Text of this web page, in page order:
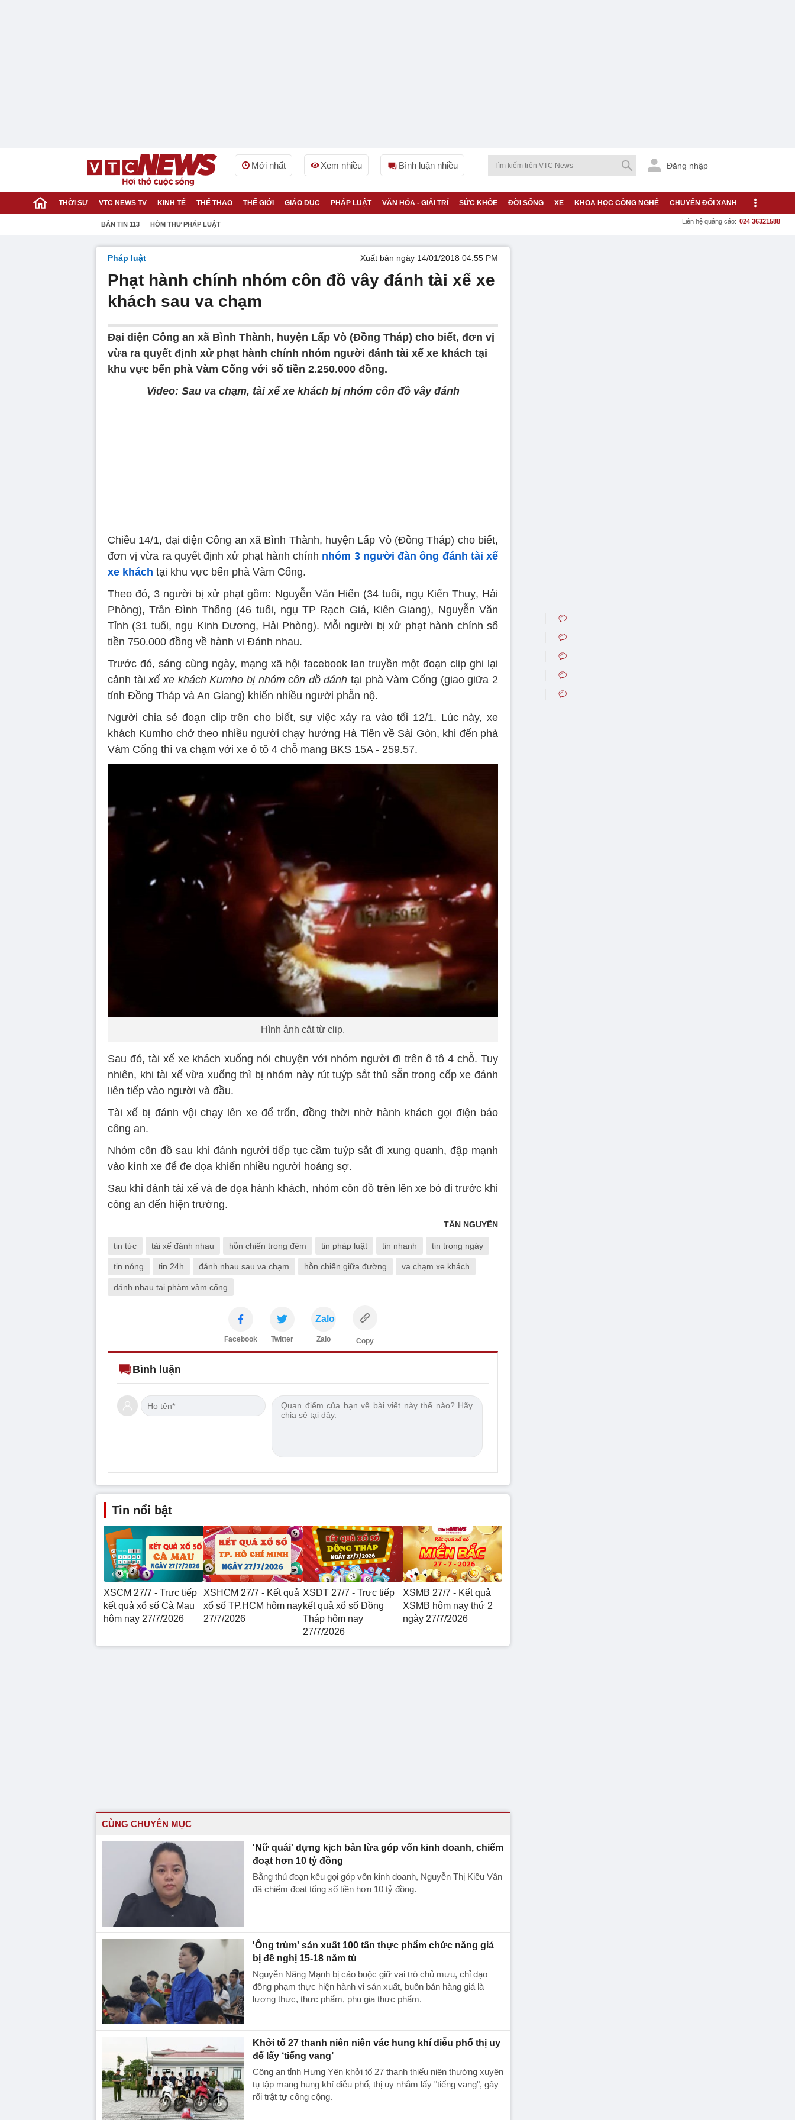
Mới nhất Xem nhiều Bình luận nhiều Đăng nhập
THỜI SỰ VTC NEWS TV KINH TẾ THỂ THAO THẾ GIỚI GIÁO DỤC PHÁP LUẬT VĂN HÓA - GIẢI TRÍ SỨC KHỎE ĐỜI SỐNG XE KHOA HỌC CÔNG NGHỆ CHUYỂN ĐỔI XANH
BẢN TIN 113 HÒM THƯ PHÁP LUẬT Liên hệ quảng cáo: 024 36321588
Pháp luật Xuất bản ngày 14/01/2018 04:55 PM
Phạt hành chính nhóm côn đồ vây đánh tài xế xe
khách sau va chạm
Đại diện Công an xã Bình Thành, huyện Lấp Vò (Đồng Tháp) cho biết, đơn vị
vừa ra quyết định xử phạt hành chính nhóm người đánh tài xế xe khách tại
khu vực bến phà Vàm Cống với số tiền 2.250.000 đồng.
Video: Sau va chạm, tài xế xe khách bị nhóm côn đồ vây đánh
Chiều 14/1, đại diện Công an xã Bình Thành, huyện Lấp Vò (Đồng Tháp) cho biết,
đơn vị vừa ra quyết định xử phạt hành chính nhóm 3 người đàn ông đánh tài xế
xe khách tại khu vực bến phà Vàm Cống.
Theo đó, 3 người bị xử phạt gồm: Nguyễn Văn Hiến (34 tuổi, ngụ Kiến Thuỵ, Hải
Phòng), Trần Đình Thống (46 tuổi, ngụ TP Rạch Giá, Kiên Giang), Nguyễn Văn
Tỉnh (31 tuổi, ngụ Kinh Dương, Hải Phòng). Mỗi người bị xử phạt hành chính số
tiền 750.000 đồng về hành vi Đánh nhau.
Trước đó, sáng cùng ngày, mạng xã hội facebook lan truyền một đoạn clip ghi lại
cảnh tài xế xe khách Kumho bị nhóm côn đồ đánh tại phà Vàm Cống (giao giữa 2
tỉnh Đồng Tháp và An Giang) khiến nhiều người phẫn nộ.
Người chia sẻ đoạn clip trên cho biết, sự việc xảy ra vào tối 12/1. Lúc này, xe
khách Kumho chở theo nhiều người chạy hướng Hà Tiên về Sài Gòn, khi đến phà
Vàm Cống thì va chạm với xe ô tô 4 chỗ mang BKS 15A - 259.57.
Hình ảnh cắt từ clip.
Sau đó, tài xế xe khách xuống nói chuyện với nhóm người đi trên ô tô 4 chỗ. Tuy
nhiên, khi tài xế vừa xuống thì bị nhóm này rút tuýp sắt thủ sẵn trong cốp xe đánh
liên tiếp vào người và đầu.
Tài xế bị đánh vội chạy lên xe để trốn, đồng thời nhờ hành khách gọi điện báo
công an.
Nhóm côn đồ sau khi đánh người tiếp tục cầm tuýp sắt đi xung quanh, đập mạnh
vào kính xe để đe dọa khiến nhiều người hoảng sợ.
Sau khi đánh tài xế và đe dọa hành khách, nhóm côn đồ trên lên xe bỏ đi trước khi
công an đến hiện trường.
TÂN NGUYÊN
tin tức tài xế đánh nhau hỗn chiến trong đêm tin pháp luật tin nhanh tin trong ngày
tin nóng tin 24h đánh nhau sau va chạm hỗn chiến giữa đường va chạm xe khách
đánh nhau tại phàm vàm cống
Facebook Twitter
Zalo
Zalo Copy
Bình luận
Tin nổi bật
XSCM 27/7 - Trực tiếp
kết quả xổ số Cà Mau
hôm nay 27/7/2026
XSHCM 27/7 - Kết quả
xổ số TP.HCM hôm nay
27/7/2026
XSDT 27/7 - Trực tiếp
kết quả xổ số Đồng
Tháp hôm nay
27/7/2026
XSMB 27/7 - Kết quả
XSMB hôm nay thứ 2
ngày 27/7/2026
CÙNG CHUYÊN MỤC
'Nữ quái' dựng kịch bản lừa góp vốn kinh doanh, chiếm
đoạt hơn 10 tỷ đồng
Bằng thủ đoạn kêu gọi góp vốn kinh doanh, Nguyễn Thị Kiều Vân
đã chiếm đoạt tổng số tiền hơn 10 tỷ đồng.
'Ông trùm' sản xuất 100 tấn thực phẩm chức năng giả
bị đề nghị 15-18 năm tù
Nguyễn Năng Mạnh bị cáo buộc giữ vai trò chủ mưu, chỉ đạo
đồng phạm thực hiện hành vi sản xuất, buôn bán hàng giả là
lương thực, thực phẩm, phụ gia thực phẩm.
Khởi tố 27 thanh niên niên vác hung khí diễu phố thị uy
để lấy ‘tiếng vang’
Công an tỉnh Hưng Yên khởi tố 27 thanh thiếu niên thường xuyên
tụ tập mang hung khí diễu phố, thị uy nhằm lấy "tiếng vang", gây
rối trật tự công cộng.